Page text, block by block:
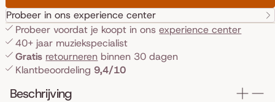
Probeer in ons experience center
Probeer voordat je koopt in onsexperience center
40+ jaar muziekspecialist
Gratis retourneren binnen 30 dagen
Klantbeoordeling9,4/10
Beschrijving